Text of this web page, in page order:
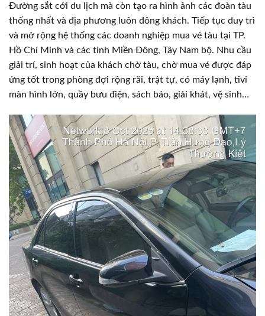
Đường sắt cới du lịch mà còn tạo ra hình ảnh các đoàn tàu
thống nhất và địa phương luôn đông khách. Tiếp tục duy trì
và mở rộng hệ thống các doanh nghiệp mua vé tàu tại TP.
Hồ Chí Minh và các tỉnh Miền Đông, Tây Nam bộ. Nhu cầu
giải trí, sinh hoạt của khách chờ tàu, chờ mua vé được đáp
ứng tốt trong phòng đợi rộng rãi, trật tự, có máy lạnh, tivi
màn hình lớn, quầy bưu điện, sách báo, giải khát, vệ sinh…